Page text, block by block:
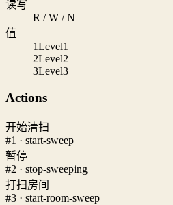
读写
R / W / N
值
1Level1
2Level2
3Level3
Actions
开始清扫
#1 · start-sweep
暂停
#2 · stop-sweeping
打扫房间
#3 · start-room-sweep